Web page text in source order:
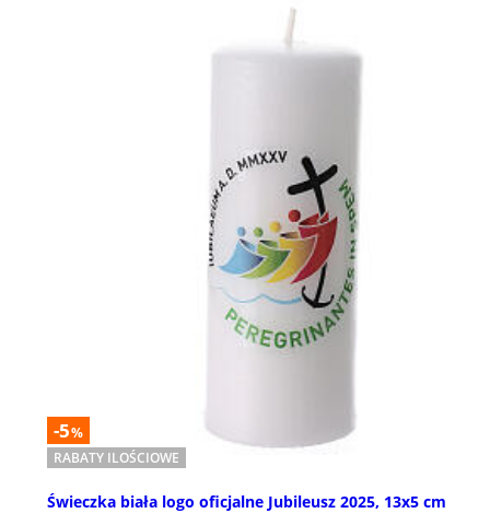
-5%
RABATY ILOŚCIOWE
Świeczka biała logo oficjalne Jubileusz 2025, 13x5 cm